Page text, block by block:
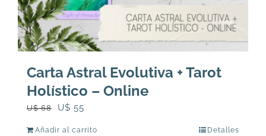
Carta Astral Evolutiva + Tarot
Holístico – Online
U$68
El
U$ 55
Añadir al carrito Detalles